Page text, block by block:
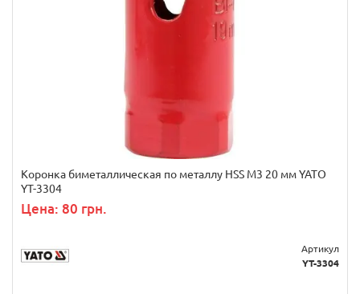
Коронка биметаллическая по металлу HSS M3 20 мм YATO
YT-3304
Цена: 80 грн.
Артикул
YT-3304